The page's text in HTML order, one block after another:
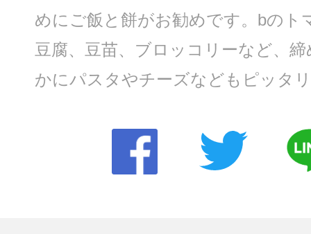
めにご飯と餅がお勧めです。bのト
豆腐、豆苗、ブロッコリーなど、
かにパスタやチーズなどもピッタ